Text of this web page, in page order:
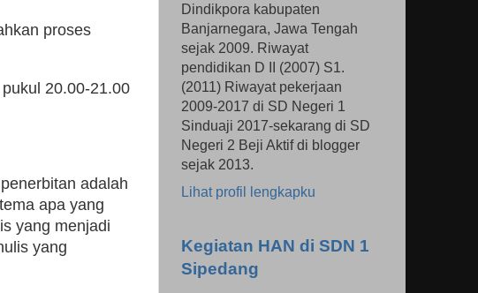
proses
20.00-21.00
adalah
apa yang
yang menjadi
yang
Dindikpora kabupaten
Banjarnegara, Jawa Tengah
sejak 2009. Riwayat
pendidikan D II (2007) S1.
(2011) Riwayat pekerjaan
2009-2017 di SD Negeri 1
Sinduaji 2017-sekarang di SD
Negeri 2 Beji Aktif di blogger
sejak 2013.
Lihat profil lengkapku
Kegiatan HAN di SDN 1
Sipedang